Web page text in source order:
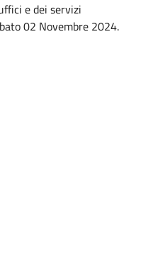
e dei servizi
02 Novembre 2024.